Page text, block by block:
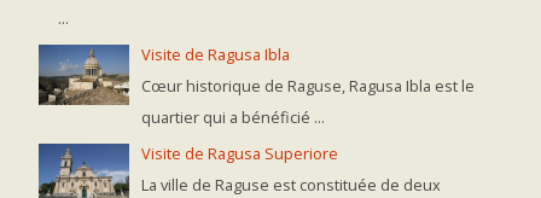
...
Visite de Ragusa Ibla
Cœur historique de Raguse, Ragusa Ibla est le
quartier qui a bénéficié ...
Visite de Ragusa Superiore
La ville de Raguse est constituée de deux